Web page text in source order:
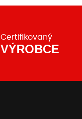
Certifikovaný
VÝROBCE